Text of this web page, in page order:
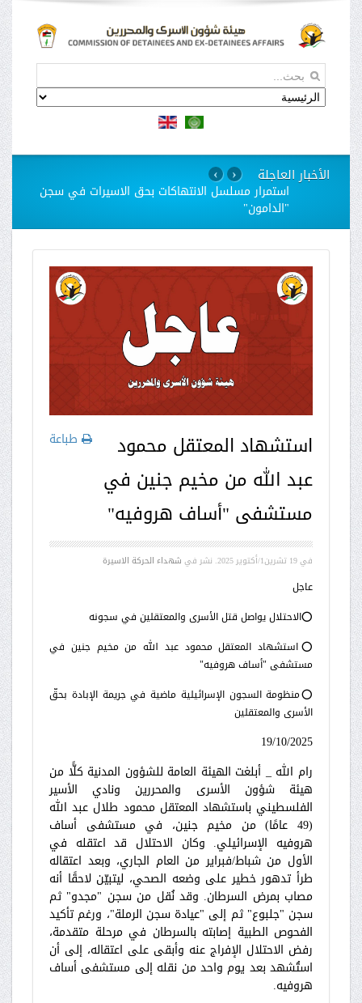
الأخبار العاجلة
استمرار مسلسل الانتهاكات بحق الاسيرات في سجن
"الدامون"
› ‹
طباعة
استشهاد المعتقل محمود
عبد الله من مخيم جنين في
مستشفى "أساف هروفيه"
في19 تشرين1/أكتوير 2025 . نشر في شهداء الحركة الاسيرة
عاجل
⭕️الاحتلال يواصل قتل الأسرى والمعتقلين في سجونه
⭕️استشهاد المعتقل محمود عبد الله من مخيم جنين في
مستشفى "أساف هروفيه"
⭕️منظومة السجون الإسرائيلية ماضية في جريمة الإبادة بحقّ
الأسرى والمعتقلين
19/10/2025
رام الله _ أبلغت الهيئة العامة للشؤون المدنية كلًّا من
هيئة شؤون الأسرى والمحررين ونادي الأسير
الفلسطيني باستشهاد المعتقل محمود طلال عبد الله
(49 عامًا) من مخيم جنين، في مستشفى أساف
هروفيه الإسرائيلي. وكان الاحتلال قد اعتقله في
الأول من شباط/فبراير من العام الجاري، وبعد اعتقاله
طرأ تدهور خطير على وضعه الصحي، ليتبيّن لاحقًا أنه
مصاب بمرض السرطان. وقد نُقل من سجن "مجدو" ثم
سجن "جلبوع" ثم إلى "عيادة سجن الرملة"، ورغم تأكيد
الفحوص الطبية إصابته بالسرطان في مرحلة متقدمة،
رفض الاحتلال الإفراج عنه وأبقى على اعتقاله، إلى أن
استُشهد بعد يوم واحد من نقله إلى مستشفى أساف
هروفيه.